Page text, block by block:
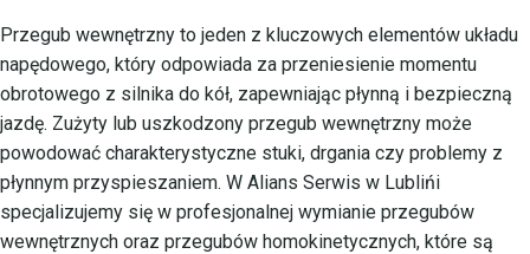
Przegub wewnętrzny to jeden z kluczowych elementów układu
napędowego, który odpowiada za przeniesienie momentu
obrotowego z silnika do kół, zapewniając płynną i bezpieczną
jazdę. Zużyty lub uszkodzony przegub wewnętrzny może
powodować charakterystyczne stuki, drgania czy problemy z
płynnym przyspieszaniem. W Alians Serwis w Lublińi
specjalizujemy się w profesjonalnej wymianie przegubów
wewnętrznych oraz przegubów homokinetycznych, które są